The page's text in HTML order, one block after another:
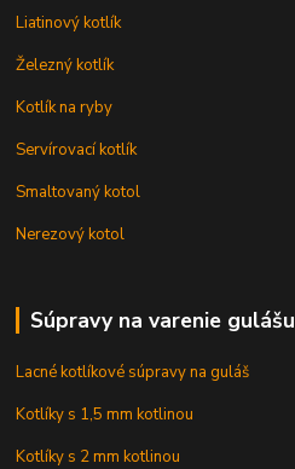
Liatinový kotlík
Železný kotlík
Kotlík na ryby
Servírovací kotlík
Smaltovaný kotol
Nerezový kotol
Súpravy na varenie gulášu
Lacné kotlíkové súpravy na guláš
Kotlíky s 1,5 mm kotlinou
Kotlíky s 2 mm kotlinou